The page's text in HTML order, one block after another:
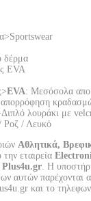
δέρμα
EVA
EVA: Μεσόσολα απο
απορρόφηση
λουράκι με
Ροζ / Λευκό
Αθλητικά,
εταιρεία
Plus4u.gr. Η
αυτών παρέχονται
και το